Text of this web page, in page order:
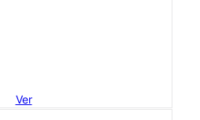
Ver